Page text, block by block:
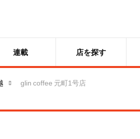
連載 店を探す
glin coffee 元町1号店